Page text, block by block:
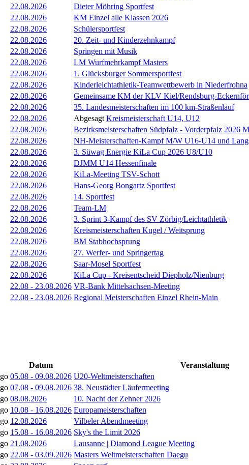
22.08.2026
Dieter Möhring Sportfest
22.08.2026
KM Einzel alle Klassen 2026
22.08.2026
Schülersportfest
22.08.2026
20. Zeit- und Kinderzehnkampf
22.08.2026
Springen mit Musik
22.08.2026
LM Wurfmehrkampf Masters
22.08.2026
1. Glücksburger Sommersportfest
22.08.2026
Kinderleichtathletik-Teamwettbewerb in Niederfrohna
22.08.2026
Gemeinsame KM der KLV Kiel/Rendsburg-
22.08.2026
35. Landesmeisterschaften im 100 km-Straßenlauf
22.08.2026
Abgesagt Kreismeisterschaft U14, U12
22.08.2026
Bezirksmeisterschaften Südpfalz - Vorderpfalz 2026
22.08.2026
NH-Meisterschaften-Kampf M/W U16-U14 und
22.08.2026
3. Süwag Energie KiLa Cup 2026 U8/U10
22.08.2026
DJMM U14 Hessenfinale
22.08.2026
KiLa-Meeting TSV-Schott
22.08.2026
Hans-Georg Bongartz Sportfest
22.08.2026
14. Sportfest
22.08.2026
Team-LM
22.08.2026
3. Sprint 3-Kampf des SV Zörbig/Leichtathletik
22.08.2026
Kreismeisterschaften Kugel / Weitsprung
22.08.2026
BM Stabhochsprung
22.08.2026
27. Werfer- und Springertag
22.08.2026
Saar-Mosel Sportfest
22.08.2026
KiLa Cup - Kreisentscheid Diepholz/Nienburg
22.08 - 23.08.2026 VR-Bank Mittelsachsen-Meeting
22.08 - 23.08.2026 Regional Meisterschaften Einzel Rhein-Main
Datum
Veranstaltung
05.08 - 09.08.2026 U20-Weltmeisterschaften
07.08 - 09.08.2026 38. Neustädter Läufermeeting
08.08.2026
10. Nacht der Zehner 2026
10.08 - 16.08.2026 Europameisterschaften
12.08.2026
Vilbeler Abendmeeting
15.08 - 16.08.2026 Sky's the Limit 2026
21.08.2026
Lausanne | Diamond League Meeting
22.08 - 03.09.2026 Masters Weltmeisterschaften Daegu